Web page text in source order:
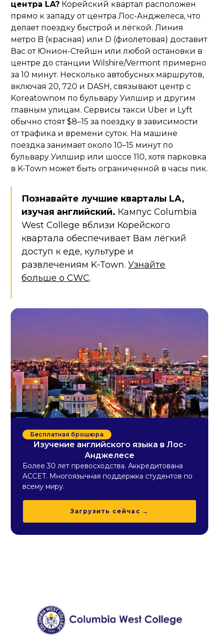
центра LA? Корейский квартал расположен
прямо к западу от центра Лос-Анджелеса, что
делает поездку быстрой и лёгкой. Линия
метро B (красная) или D (фиолетовая) доставит
Вас от Юнион-Стейшн или любой остановки в
центре до станции Wilshire/Vermont примерно
за 10 минут. Несколько автобусных маршрутов,
включая 20, 720 и DASH, связывают центр с
Koreatownом по бульвару Уилшир и другим
главным улицам. Сервисы такси Uber и Lyft
обычно стоят $8–15 за поездку в зависимости
от трафика и времени суток. На машине
поездка занимает около 10–15 минут по
бульвару Уилшир или шоссе 110, хотя парковка
в K-Town может быть ограниченной в часы пик.
Познавайте лучшие кварталы LA,
изучая английский. Кампус Columbia
West College вблизи Корейского
квартала обеспечивает Вам лёгкий
доступ к еде, культуре и
развлечениям K-Town.Узнайте
больше о CWC.
Бесплатная брошюра
Изучение английского языка в Лос-
Анджелесе
Более 30 лет превосходства. Аккредитована
ACCET. Многоязычная поддержка студентов по
всему миру.
Загрузить сейчас →